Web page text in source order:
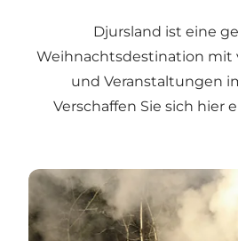
Djursland ist eine
Weihnachtsdestination mit
und Veranstaltungen
Verschaffen Sie sich hier
Tolle Weihnachtserlebnisse